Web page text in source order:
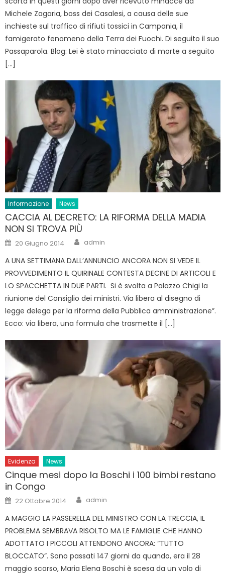
Michele Zagaria, boss dei Casalesi, a causa delle sue
inchieste sul traffico di rifiuti tossici in Campania, il
famigerato fenomeno della Terra dei Fuochi. Di seguito il suo
Passaparola. Blog: Lei è stato minacciato di morte a seguito
[…]
Informazione News
CACCIA AL DECRETO: LA RIFORMA DELLA MADIA
NON SI TROVA PIÙ
Posted
on
20 Giugno 2014 Author
admin
A UNA SETTIMANA DALL’ANNUNCIO ANCORA NON SI VEDE IL
PROVVEDIMENTO IL QUIRINALE CONTESTA DECINE DI ARTICOLI E
LO SPACCHETTA IN DUE PARTI. Si è svolta a Palazzo Chigi la
riunione del Consiglio dei ministri. Via libera al disegno di
legge delega per la riforma della Pubblica amministrazione”.
Ecco: via libera, una formula che trasmette il […]
Evidenza News
Cinque mesi dopo la Boschi i 100 bimbi restano
in Congo
Posted
on
22 Ottobre 2014 Author
admin
A MAGGIO LA PASSERELLA DEL MINISTRO CON LA TRECCIA, IL
PROBLEMA SEMBRAVA RISOLTO MA LE FAMIGLIE CHE HANNO
ADOTTATO I PICCOLI ATTENDONO ANCORA: “TUTTO
BLOCCATO”. Sono passati 147 giorni da quando, era il 28
maggio scorso, Maria Elena Boschi è scesa da un volo di